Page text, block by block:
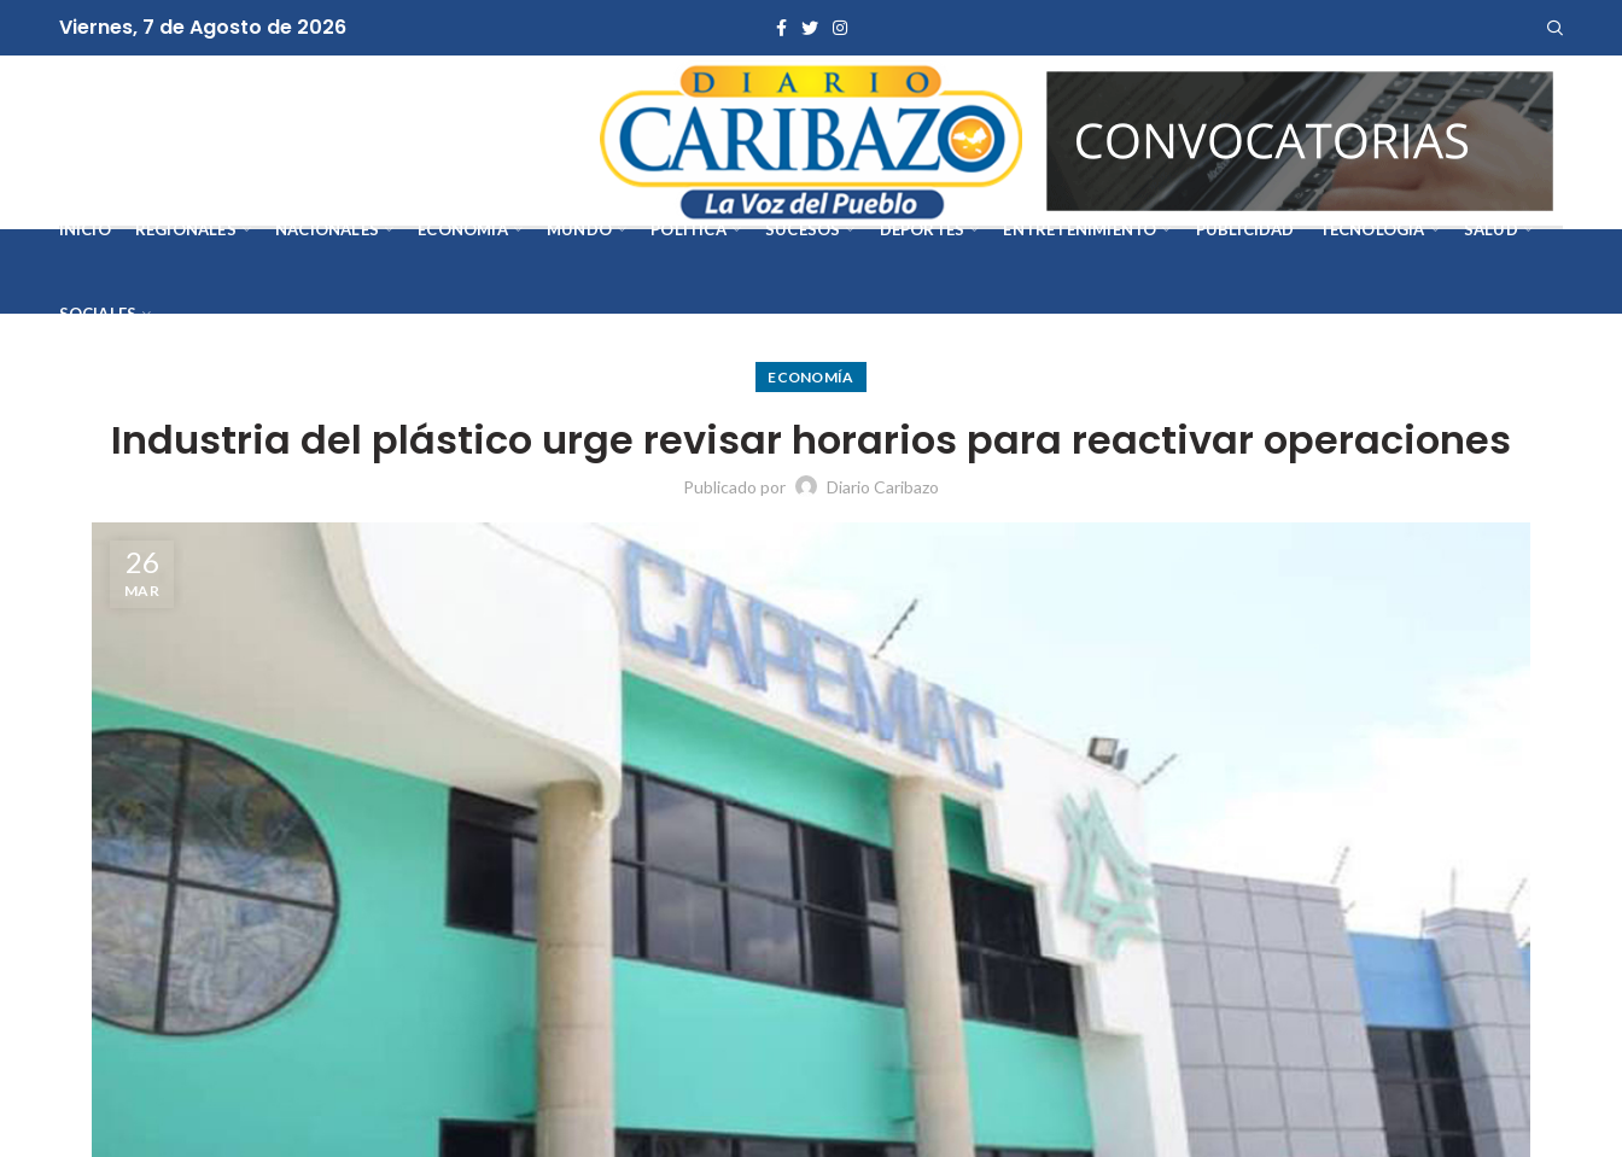
Viernes, 7 de Agosto de 2026
INICIO REGIONALES NACIONALES ECONOMÍA MUNDO POLÍTICA SUCESOS DEPORTES ENTRETENIMIENTO PUBLICIDAD TECNOLOGÍA SALUD
SOCIALES
ECONOMÍA
Industria del plástico urge revisar horarios para reactivar operaciones
Publicado por Diario Caribazo
26
MAR